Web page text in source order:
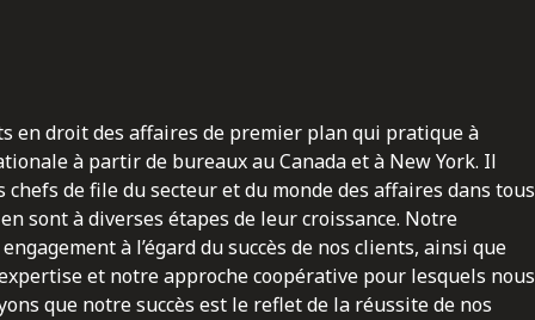
en droit des affaires de premier plan qui pratique à
à partir de bureaux au Canada et à New York. Il
de file du secteur et du monde des affaires dans tous
sont à diverses étapes de leur croissance. Notre
à l’égard du succès de nos clients, ainsi que
et notre approche coopérative pour lesquels nous
que notre succès est le reflet de la réussite de nos